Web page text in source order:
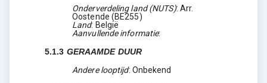
Onderverdeling land (NUTS): Arr.
Oostende (BE255)
Land: België
Aanvullende informatie:
5.1.3 GERAAMDE DUUR
Andere looptijd: Onbekend